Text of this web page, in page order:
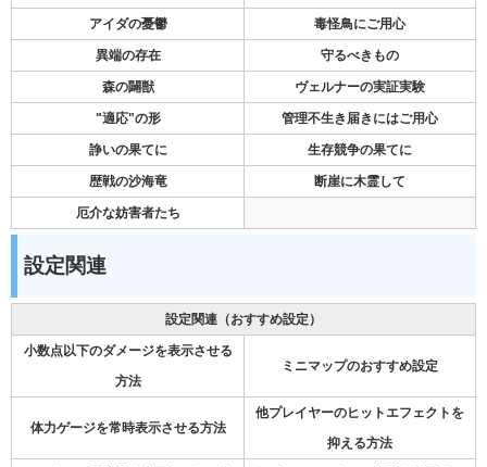
アイダの憂鬱 毒怪鳥にご用心
異端の存在 守るべきもの
森の闢獣 ヴェルナーの実証実験
"適応"の形 管理不生き届きにはご用心
諍いの果てに 生存競争の果てに
歴戦の沙海竜 断崖に木霊して
厄介な妨害者たち
設定関連
設定関連（おすすめ設定）
小数点以下のダメージを表示させる
方法
ミニマップのおすすめ設定
体力ゲージを常時表示させる方法
他プレイヤーのヒットエフェクトを
抑える方法